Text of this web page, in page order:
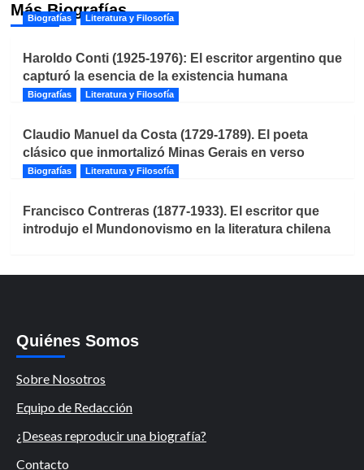
Más Biografías
Biografías Literatura y Filosofía
Haroldo Conti (1925-1976): El escritor argentino que
capturó la esencia de la existencia humana
Biografías Literatura y Filosofía
Claudio Manuel da Costa (1729-1789). El poeta
clásico que inmortalizó Minas Gerais en verso
Biografías Literatura y Filosofía
Francisco Contreras (1877-1933). El escritor que
introdujo el Mundonovismo en la literatura chilena
Quiénes Somos
Sobre Nosotros
Equipo de Redacción
¿Deseas reproducir una biografía?
Contacto